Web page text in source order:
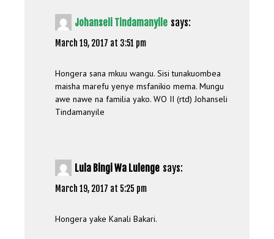
Johanseli Tindamanyile says:
March 19, 2017 at 3:51 pm
Hongera sana mkuu wangu. Sisi tunakuombea
maisha marefu yenye msfanikio mema. Mungu
awe nawe na familia yako. WO II (rtd) Johanseli
Tindamanyile
Lula Bingi Wa Lulenge says:
March 19, 2017 at 5:25 pm
Hongera yake Kanali Bakari.